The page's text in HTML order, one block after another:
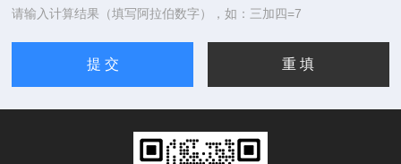
请输入计算结果（填写阿拉伯数字），如：三加四=7